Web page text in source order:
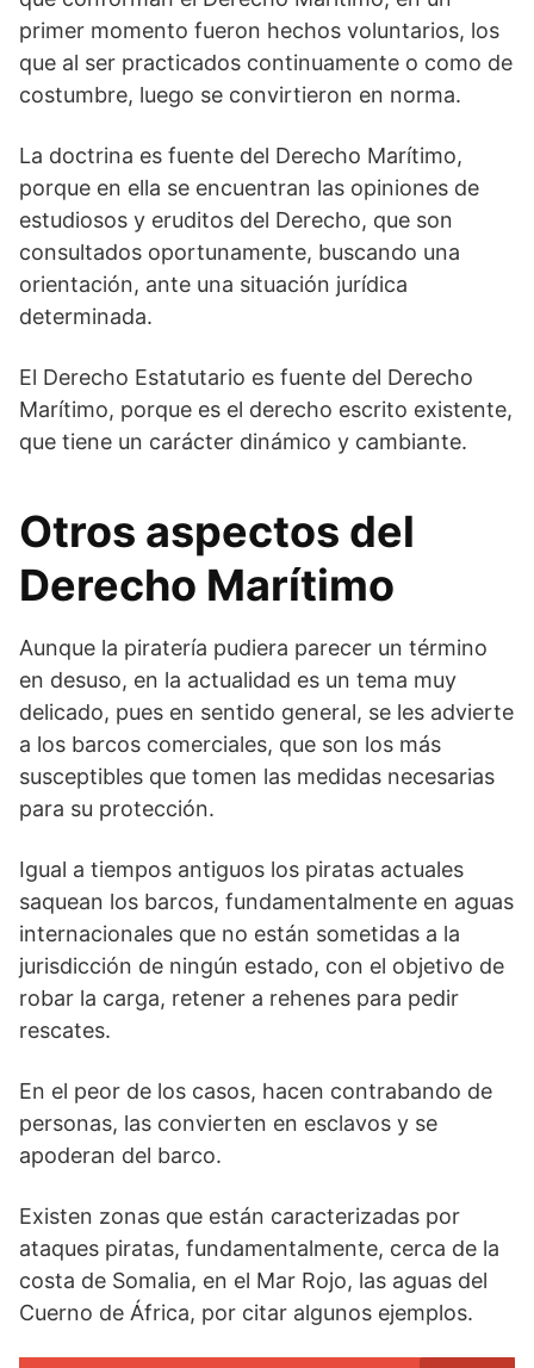
primer momento fueron hechos voluntarios, los
que al ser practicados continuamente o como de
costumbre, luego se convirtieron en norma.
La doctrina es fuente del Derecho Marítimo,
porque en ella se encuentran las opiniones de
estudiosos y eruditos del Derecho, que son
consultados oportunamente, buscando una
orientación, ante una situación jurídica
determinada.
El Derecho Estatutario es fuente del Derecho
Marítimo, porque es el derecho escrito existente,
que tiene un carácter dinámico y cambiante.
Otros aspectos del
Derecho Marítimo
Aunque la piratería pudiera parecer un término
en desuso, en la actualidad es un tema muy
delicado, pues en sentido general, se les advierte
a los barcos comerciales, que son los más
susceptibles que tomen las medidas necesarias
para su protección.
Igual a tiempos antiguos los piratas actuales
saquean los barcos, fundamentalmente en aguas
internacionales que no están sometidas a la
jurisdicción de ningún estado, con el objetivo de
robar la carga, retener a rehenes para pedir
rescates.
En el peor de los casos, hacen contrabando de
personas, las convierten en esclavos y se
apoderan del barco.
Existen zonas que están caracterizadas por
ataques piratas, fundamentalmente, cerca de la
costa de Somalia, en el Mar Rojo, las aguas del
Cuerno de África, por citar algunos ejemplos.